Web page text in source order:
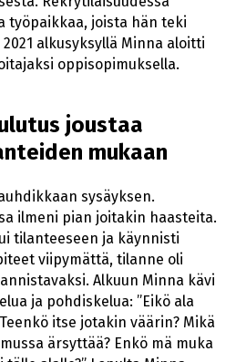
työpaikkaa, joista hän teki
alkusyksyllä Minna aloitti
oppisopimuksella.
joustaa
mukaan
sysäyksen.
ilmeni pian joitakin haasteita.
tilanteeseen ja käynnisti
viipymättä, tilanne oli
Alkuun Minna kävi
ja pohdiskelua: ”Eikö ala
itse jotakin väärin? Mikä
ärsyttää? Enkö mä muka